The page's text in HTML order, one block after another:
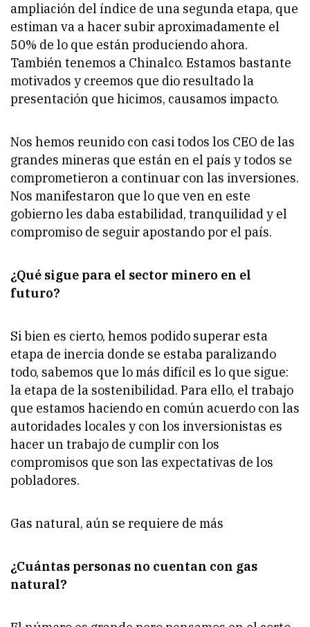
ampliación del índice de una segunda etapa, que
estiman va a hacer subir aproximadamente el
50% de lo que están produciendo ahora.
También tenemos a Chinalco. Estamos bastante
motivados y creemos que dio resultado la
presentación que hicimos, causamos impacto.
Nos hemos reunido con casi todos los CEO de las
grandes mineras que están en el país y todos se
comprometieron a continuar con las inversiones.
Nos manifestaron que lo que ven en este
gobierno les daba estabilidad, tranquilidad y el
compromiso de seguir apostando por el país.
¿Qué sigue para el sector minero en el
futuro?
Si bien es cierto, hemos podido superar esta
etapa de inercia donde se estaba paralizando
todo, sabemos que lo más difícil es lo que sigue:
la etapa de la sostenibilidad. Para ello, el trabajo
que estamos haciendo en común acuerdo con las
autoridades locales y con los inversionistas es
hacer un trabajo de cumplir con los
compromisos que son las expectativas de los
pobladores.
Gas natural, aún se requiere de más
¿Cuántas personas no cuentan con gas
natural?